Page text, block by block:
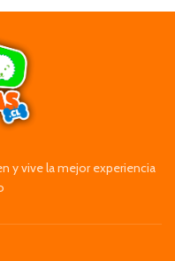
y vive la mejor experiencia